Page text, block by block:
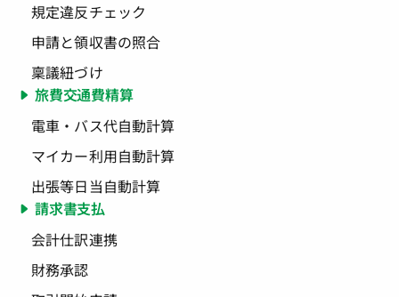
規定違反チェック
申請と領収書の照合
稟議紐づけ
旅費交通費精算
電車・バス代自動計算
マイカー利用自動計算
出張等日当自動計算
請求書支払
会計仕訳連携
財務承認